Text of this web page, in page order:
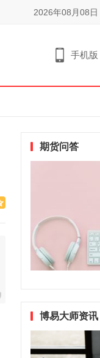
2026年08月08日
手机版
期货问答
博易大师资讯